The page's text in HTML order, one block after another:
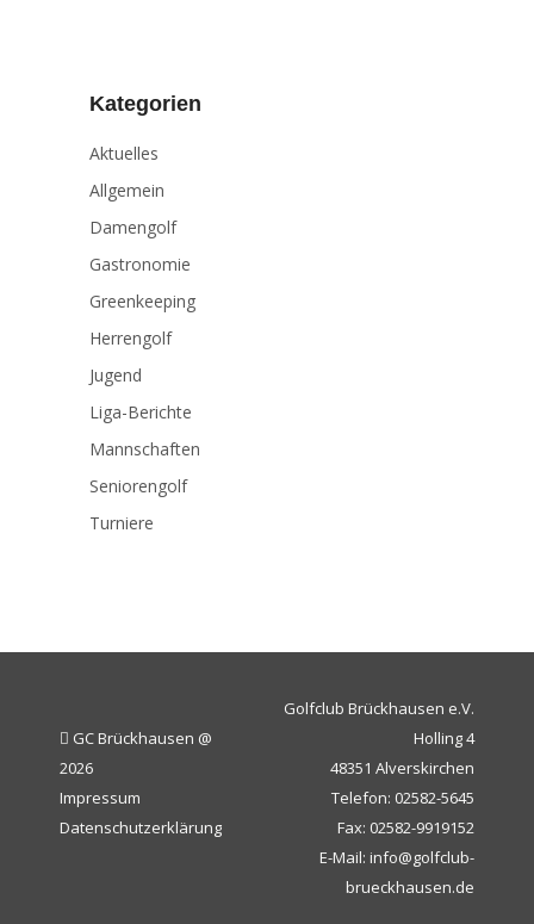
Kategorien
Aktuelles
Allgemein
Damengolf
Gastronomie
Greenkeeping
Herrengolf
Jugend
Liga-Berichte
Mannschaften
Seniorengolf
Turniere
GC Brückhausen @
2026
Impressum
Datenschutzerklärung
Golfclub Brückhausen e.V.
Holling 4
48351 Alverskirchen
Telefon: 02582-5645
Fax: 02582-9919152
E-Mail: info@golfclub-
brueckhausen.de